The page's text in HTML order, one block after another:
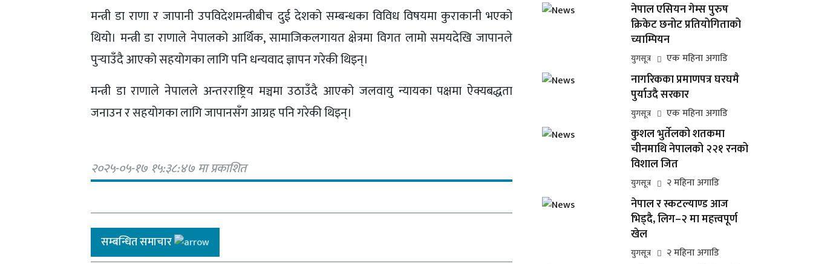
मन्त्री डा राणा र जापानी उपविदेशमन्त्रीबीच दुई देशको सम्बन्धका विविध विषयमा कुराकानी भएको
थियो। मन्त्री डा राणाले नेपालको आर्थिक, सामाजिकलगायत क्षेत्रमा विगत लामो समयदेखि जापानले
पुर्‍याउँदै आएको सहयोगका लागि पनि धन्यवाद ज्ञापन गरेकी थिइन्।
मन्त्री डा राणाले नेपालले अन्तरराष्ट्रिय मञ्चमा उठाउँदै आएको जलवायु न्यायका पक्षमा ऐक्यबद्धता
जनाउन र सहयोगका लागि जापानसँग आग्रह पनि गरेकी थिइन्।
२०२५-०५-१७ १५:३८:४७ मा प्रकाशित
सम्बन्धित समाचार
नेपाल एसियन गेम्स पुरुष
क्रिकेट छनोट प्रतियोगिताको
च्याम्पियन
युगसूत्र एक महिना अगाडि
नागरिकका प्रमाणपत्र घरघमै
पुर्याउदै सरकार
युगसूत्र एक महिना अगाडि
कुशल भुर्तेलको शतकमा
चीनमाथि नेपालको २२१ रनको
विशाल जित
युगसूत्र २ महिना अगाडि
नेपाल र स्कटल्याण्ड आज
भिड्दै, लिग–२ मा महत्त्वपूर्ण
खेल
युगसूत्र २ महिना अगाडि